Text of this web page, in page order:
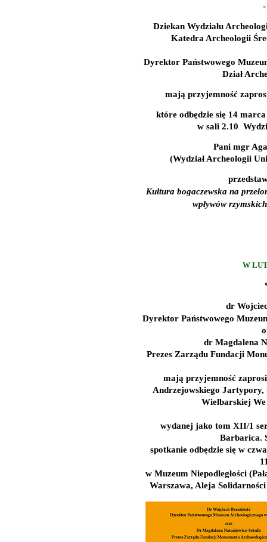
Dziekan Wydziału
Katedra Archeologii
Dyrektor Państwowego
Dział
mają przyjemność
które odbędzie się 14
w sali 2.10
Pani mgr
(Wydział Archeologii
Kultura bogaczewska na
wpływów
W
dr
Dyrektor Państwowego
dr Magdalena
Prezes Zarządu Fundacji
mają przyjemność
Andrzejowskiego
Wielbarskiej We
wydanej jako tom XII/1
Barbarica.
spotkanie odbędzie się w
w Muzeum Niepodległości
Warszawa, Aleja